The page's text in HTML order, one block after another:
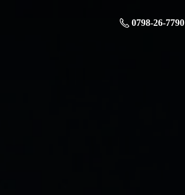
0798-26-7790